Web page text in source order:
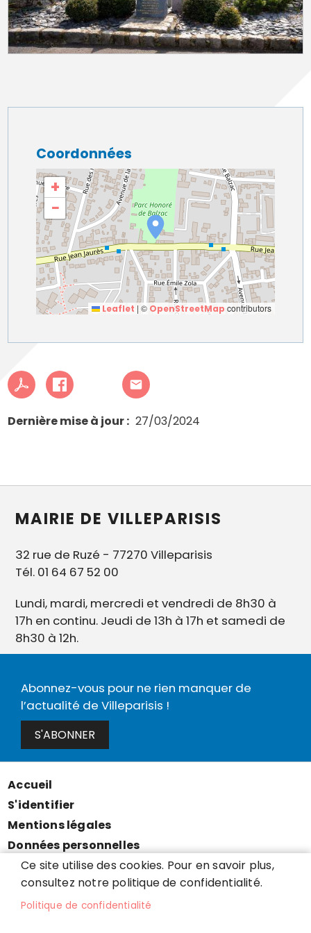
Coordonnées
+
−
Leaflet | © OpenStreetMap contributors
Dernière mise à jour 27/03/2024
MAIRIE DE VILLEPARISIS
32 rue de Ruzé - 77270 Villeparisis
Tél. 01 64 67 52 00
Lundi, mardi, mercredi et vendredi de 8h30 à
17h en continu. Jeudi de 13h à 17h et samedi de
8h30 à 12h.
Abonnez-vous pour ne rien manquer de
l’actualité de Villeparisis !
S'ABONNER
Menu
Pied
de
page
Accueil
S'identifier
Mentions légales
Données personnelles
Accessibilité : partiellement conforme
Cookies
Contact
Ce site utilise des cookies. Pour en savoir plus,
consultez notre politique de confidentialité.
Politique de confidentialité